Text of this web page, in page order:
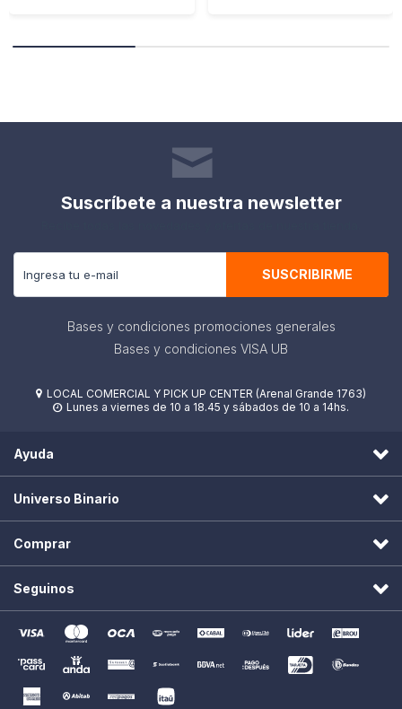
Suscríbete a nuestra newsletter
SUSCRIBIRME
Bases y condiciones promociones generales
Bases y condiciones VISA UB
 LOCAL COMERCIAL Y PICK UP CENTER (Arenal Grande 1763)
 Lunes a viernes de 10 a 18.45 y sábados de 10 a 14hs.
Ayuda
Universo Binario
Comprar
Seguinos